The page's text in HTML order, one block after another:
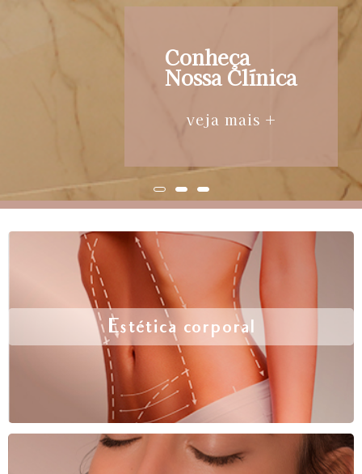
Conheça
Nossa Clínica
veja mais +
Estética corporal